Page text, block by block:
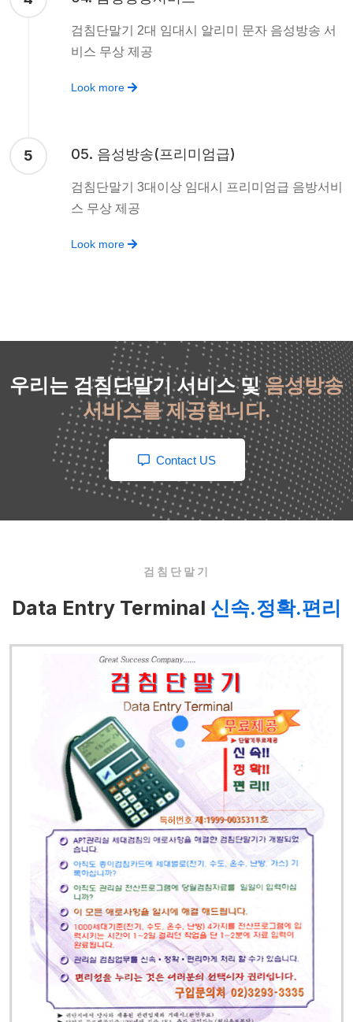
검침단말기 2대 임대시 알리미 문자 음성방송 서
비스 무상 제공
Look more
5 05. 음성방송(프리미엄급)
검침단말기 3대이상 임대시 프리미엄급 음방서비
스 무상 제공
Look more
우리는 검침단말기 서비스 및음성방송
서비스를 제공합니다.
Contact US
검침단말기
Data Entry Terminal 신속.정확.편리